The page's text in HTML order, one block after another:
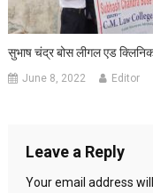
सुभाष चंद्र बोस लीगल एड क्लिनिक
June 8, 2022 Editor
Leave a Reply
Your email address